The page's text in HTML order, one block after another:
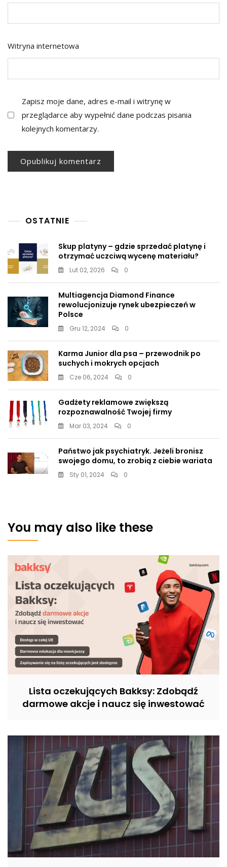
Witryna internetowa
Zapisz moje dane, adres e-mail i witrynę w
przeglądarce aby wypełnić dane podczas pisania
kolejnych komentarzy.
OSTATNIE
Skup platyny – gdzie sprzedać platynę i
otrzymać uczciwą wycenę materiału?
Lut 02, 2026 0
Multiagencja Diamond Finance
rewolucjonizuje rynek ubezpieczeń w
Polsce
Gru 12, 2024 0
Karma Junior dla psa – przewodnik po
suchych i mokrych opcjach
Cze 06, 2024 0
Gadżety reklamowe zwiększą
rozpoznawalność Twojej firmy
Mar 03, 2024 0
Państwo jak psychiatryk. Jeżeli bronisz
swojego domu, to zrobią z ciebie wariata
Sty 01, 2024 0
You may also like these
Lista oczekujących Bakksy: Zdobądź
darmowe akcje i naucz się inwestować